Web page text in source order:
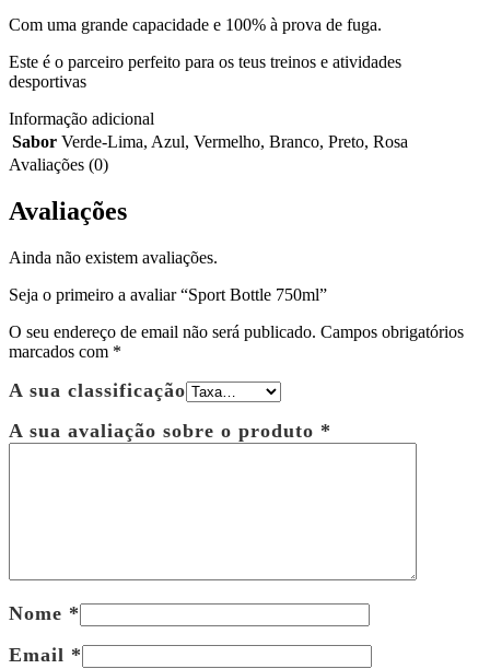
Com uma grande capacidade e 100% à prova de fuga.
Este é o parceiro perfeito para os teus treinos e atividades
desportivas
Informação adicional
Sabor Verde-Lima, Azul, Vermelho, Branco, Preto, Rosa
Avaliações (0)
Avaliações
Ainda não existem avaliações.
Seja o primeiro a avaliar “Sport Bottle 750ml”
O seu endereço de email não será publicado. Campos obrigatórios
marcados com *
A sua classificação
A sua avaliação sobre o produto *
Nome *
Email *